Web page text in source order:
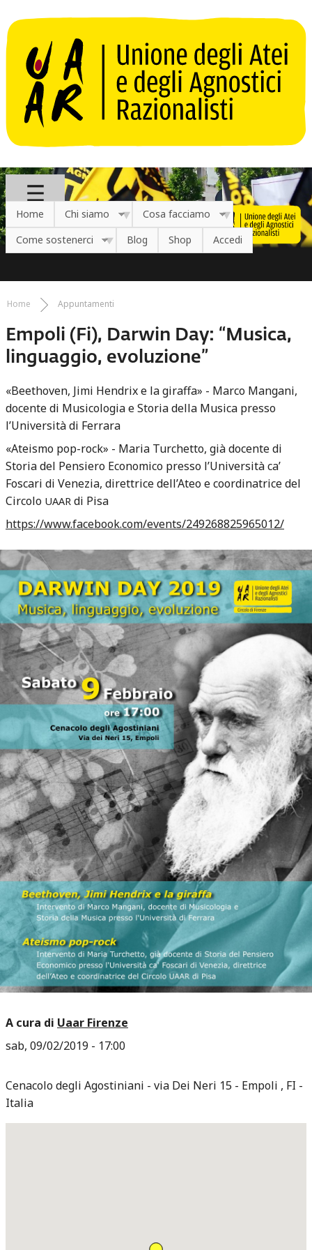
Home Chi siamo
Cosa facciamo
Come sostenerci
Blog Shop Accedi
Tu sei qui
Home Appuntamenti
Empoli (Fi), Darwin Day: “Musica,
linguaggio, evoluzione”
«Beethoven, Jimi Hendrix e la giraffa» - Marco Mangani,
docente di Musicologia e Storia della Musica presso
l’Università di Ferrara
«Ateismo pop-rock» - Maria Turchetto, già docente di
Storia del Pensiero Economico presso l’Università ca’
Foscari di Venezia, direttrice dell’Ateo e coordinatrice del
Circolo UAAR di Pisa
https://www.facebook.com/events/249268825965012/
A cura di Uaar Firenze
sab, 09/02/2019 - 17:00
Cenacolo degli Agostiniani via Dei Neri 15 Empoli , FI
Italia